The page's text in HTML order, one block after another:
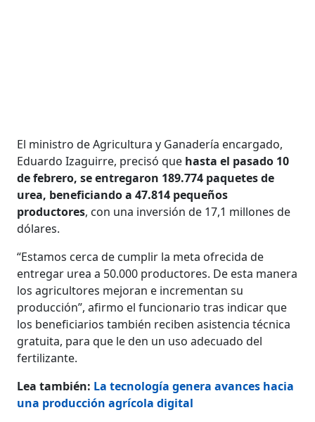
El ministro de Agricultura y Ganadería encargado,
Eduardo Izaguirre, precisó que hasta el pasado 10
de febrero, se entregaron 189.774 paquetes de
urea, beneficiando a 47.814 pequeños
productores, con una inversión de 17,1 millones de
dólares.
“Estamos cerca de cumplir la meta ofrecida de
entregar urea a 50.000 productores. De esta manera
los agricultores mejoran e incrementan su
producción”, afirmo el funcionario tras indicar que
los beneficiarios también reciben asistencia técnica
gratuita, para que le den un uso adecuado del
fertilizante.
Lea también: La tecnología genera avances hacia
una producción agrícola digital